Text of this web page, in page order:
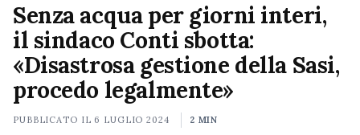
Senza acqua per giorni interi,
il sindaco Conti sbotta:
«Disastrosa gestione della Sasi,
procedo legalmente»
PUBBLICATO IL 6 LUGLIO 2024 2 MIN